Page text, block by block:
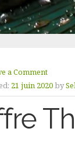
a Comment
21 juin 2020by